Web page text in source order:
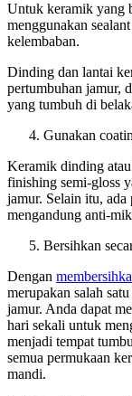
Untuk keramik yang
menggunakan
kelembaban.
Dinding dan lantai
pertumbuhan jamur,
yang tumbuh di
Gunakan
Keramik dinding
finishing semi-gloss
jamur. Selain itu,
mengandung anti-
Bersihkan
Dengan
merupakan salah
jamur. Anda dapat
hari sekali untuk
menjadi tempat
semua permukaan
mandi.